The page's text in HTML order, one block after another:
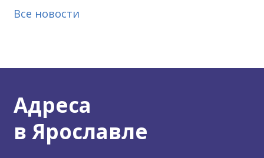
Все новости
Адреса
в Ярославле